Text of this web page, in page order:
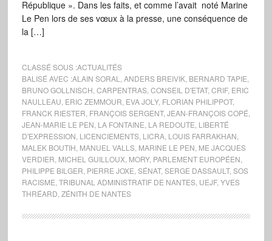
République ». Dans les faits, et comme l’avait noté Marine
Le Pen lors de ses vœux à la presse, une conséquence de
la […]
CLASSÉ SOUS :ACTUALITÉS
BALISÉ AVEC :ALAIN SORAL ANDERS BREIVIK, BERNARD TAPIE
BRUNO GOLLNISCH CARPENTRAS, CONSEIL D'ETAT, CRIF, ERIC
NAULLEAU ERIC ZEMMOUR EVA JOLY, FLORIAN PHILIPPOT,
FRANCK RIESTER FRANÇOIS SERGENT, JEAN-FRANÇOIS COPÉ
JEAN-MARIE LE PEN LA FONTAINE LA REDOUTE LIBERTÉ
D'EXPRESSION LICENCIEMENTS, LICRA, LOUIS FARRAKHAN
MALEK BOUTIH MANUEL VALLS, MARINE LE PEN ME JACQUES
VERDIER MICHEL GUILLOUX, MORY, PARLEMENT EUROPÉEN
PHILIPPE BILGER PIERRE JOXE SÉNAT, SERGE DASSAULT, SOS
RACISME TRIBUNAL ADMINISTRATIF DE NANTES, UEJF, YVES
THRÉARD ZÉNITH DE NANTES